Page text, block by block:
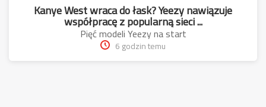
Kanye West wraca do łask? Yeezy nawiązuje
współpracę z popularną sieci ...
Pięć modeli Yeezy na start
6 godzin temu